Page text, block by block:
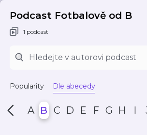
Podcast Fotbalově od B
1 podcast
Popularity Dle abecedy
A B C D E F G H I